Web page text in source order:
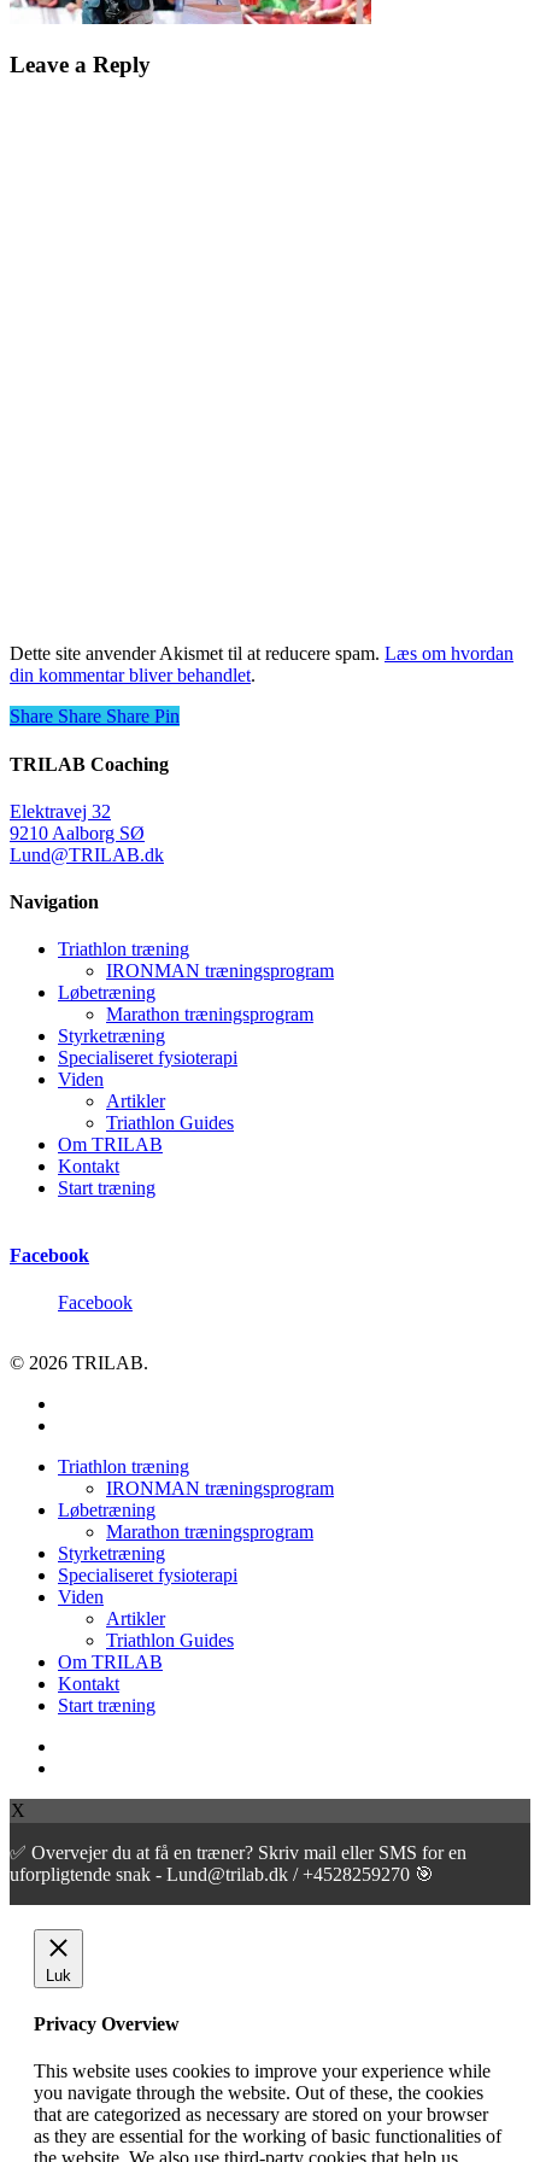
Leave a Reply
Dette site anvender Akismet til at reducere spam. Læs om hvordan
din kommentar bliver behandlet.
Share
Share Share Share Pin
TRILAB Coaching
Elektravej 32
9210 Aalborg SØ
Lund@TRILAB.dk
Navigation
Triathlon træning
IRONMAN træningsprogram
Løbetræning
Marathon træningsprogram
Styrketræning
Specialiseret fysioterapi
Viden
Artikler
Triathlon Guides
Om TRILAB
Kontakt
Start træning
Facebook
Facebook
© 2026 TRILAB.
Close
Triathlon træning
IRONMAN træningsprogram
Løbetræning
Marathon træningsprogram
Styrketræning
Specialiseret fysioterapi
Viden
Artikler
Triathlon Guides
Om TRILAB
Kontakt
Start træning
X
✅ Overvejer du at få en træner? Skriv mail eller SMS for en
uforpligtende snak - Lund@trilab.dk / +4528259270 🎯
Luk
Privacy Overview
This website uses cookies to improve your experience while
you navigate through the website. Out of these, the cookies
that are categorized as necessary are stored on your browser
as they are essential for the working of basic functionalities of